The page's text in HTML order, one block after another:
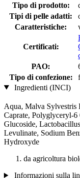
Tipo di prodotto:
Tipi di pelle adatti:
Caratteristiche:
Certificati:
PAO:
Tipo di confezione:
Ingredienti (INCI)
Aqua, Malva Sylvestris
Caprate, Polyglyceryl-
Glucoside,
Levulinate, Sodium
Hydroxyde
da agricoltura
Informazioni sulla